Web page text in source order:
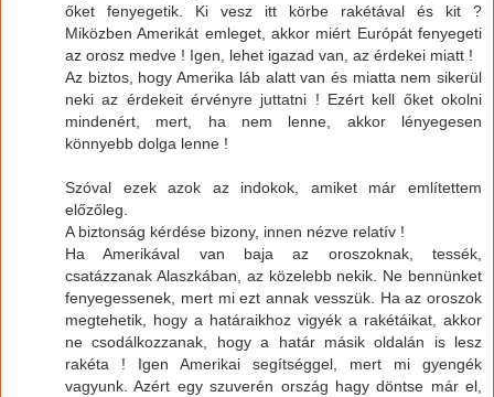
őket fenyegetik. Ki vesz itt körbe rakétával és kit ?
Miközben Amerikát emleget, akkor miért Európát fenyegeti
az orosz medve ! Igen, lehet igazad van, az érdekei miatt !
Az biztos, hogy Amerika láb alatt van és miatta nem sikerül
neki az érdekeit érvényre juttatni ! Ezért kell őket okolni
mindenért, mert, ha nem lenne, akkor lényegesen
könnyebb dolga lenne !
Szóval ezek azok az indokok, amiket már említettem
előzőleg.
A biztonság kérdése bizony, innen nézve relatív !
Ha Amerikával van baja az oroszoknak, tessék,
csatázzanak Alaszkában, az közelebb nekik. Ne bennünket
fenyegessenek, mert mi ezt annak vesszük. Ha az oroszok
megtehetik, hogy a határaikhoz vigyék a rakétáikat, akkor
ne csodálkozzanak, hogy a határ másik oldalán is lesz
rakéta ! Igen Amerikai segítséggel, mert mi gyengék
vagyunk. Azért egy szuverén ország hagy döntse már el,